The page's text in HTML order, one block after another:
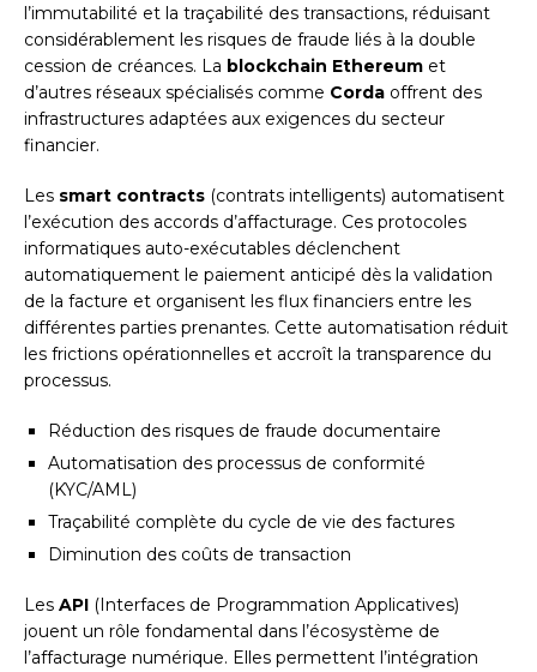
l’immutabilité et la traçabilité des transactions, réduisant
considérablement les risques de fraude liés à la double
cession de créances. La blockchain Ethereum et
d’autres réseaux spécialisés comme Corda offrent des
infrastructures adaptées aux exigences du secteur
financier.
Les smart contracts (contrats intelligents) automatisent
l’exécution des accords d’affacturage. Ces protocoles
informatiques auto-exécutables déclenchent
automatiquement le paiement anticipé dès la validation
de la facture et organisent les flux financiers entre les
différentes parties prenantes. Cette automatisation réduit
les frictions opérationnelles et accroît la transparence du
processus.
Réduction des risques de fraude documentaire
Automatisation des processus de conformité
(KYC/AML)
Traçabilité complète du cycle de vie des factures
Diminution des coûts de transaction
Les API (Interfaces de Programmation Applicatives)
jouent un rôle fondamental dans l’écosystème de
l’affacturage numérique. Elles permettent l’intégration